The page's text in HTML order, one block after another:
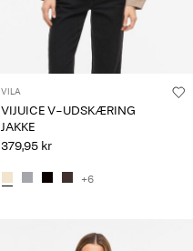
VILA
VIJUICE V-UDSKÆRING
JAKKE
379,95 kr
+6